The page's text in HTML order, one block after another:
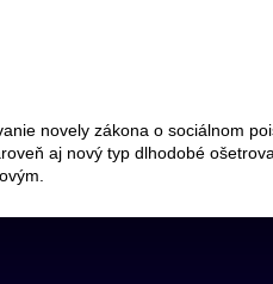
novely zákona o sociálnom
aj nový typ dlhodobé